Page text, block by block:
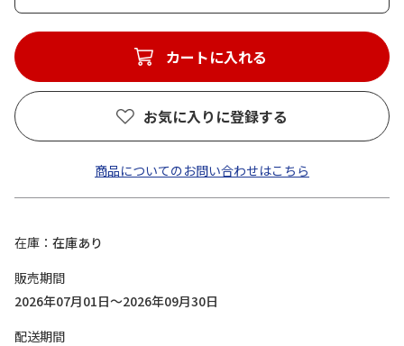
カートに入れる
お気に入りに登録する
商品についてのお問い合わせはこちら
在庫
在庫あり
販売期間
2026年07月01日～2026年09月30日
配送期間